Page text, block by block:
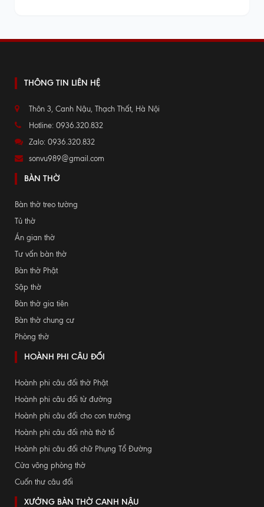
THÔNG TIN LIÊN HỆ
Thôn 3, Canh Nậu, Thạch Thất, Hà Nội
Hotline: 0936.320.832
Zalo: 0936.320.832
sonvu989@gmail.com
BÀN THỜ
Bàn thờ treo tường
Tủ thờ
Án gian thờ
Tư vấn bàn thờ
Bàn thờ Phật
Sập thờ
Bàn thờ gia tiên
Bàn thờ chung cư
Phòng thờ
HOÀNH PHI CÂU ĐỐI
Hoành phi câu đối thờ Phật
Hoành phi câu đối từ đường
Hoành phi câu đối cho con trưởng
Hoành phi câu đối nhà thờ tổ
Hoành phi câu đối chữ Phụng Tổ Đường
Cửa võng phòng thờ
Cuốn thư câu đối
XƯỞNG BÀN THỜ CANH NẬU